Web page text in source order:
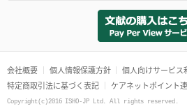
会社概要 個人情報保護方針
個人向けサービス
特定商取引法に基づく表記
ケアネットポイント
Copyright(c)2016 ISHO-JP Ltd. All rights reserved.